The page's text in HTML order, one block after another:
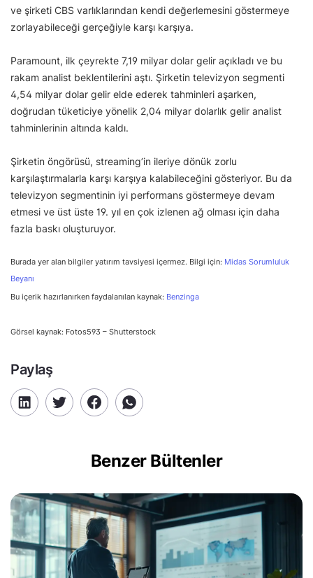
ve şirketi CBS varlıklarından kendi değerlemesini göstermeye
zorlayabileceği gerçeğiyle karşı karşıya.
Paramount, ilk çeyrekte 7,19 milyar dolar gelir açıkladı ve bu
rakam analist beklentilerini aştı. Şirketin televizyon segmenti
4,54 milyar dolar gelir elde ederek tahminleri aşarken,
doğrudan tüketiciye yönelik 2,04 milyar dolarlık gelir analist
tahminlerinin altında kaldı.
Şirketin öngörüsü, streaming’in ileriye dönük zorlu
karşılaştırmalarla karşı karşıya kalabileceğini gösteriyor. Bu da
televizyon segmentinin iyi performans göstermeye devam
etmesi ve üst üste 19. yıl en çok izlenen ağ olması için daha
fazla baskı oluşturuyor.
Burada yer alan bilgiler yatırım tavsiyesi içermez. Bilgi için: Midas Sorumluluk
Beyanı
Bu içerik hazırlanırken faydalanılan kaynak: Benzinga
Görsel kaynak: Fotos593 – Shutterstock
Paylaş
Benzer Bültenler